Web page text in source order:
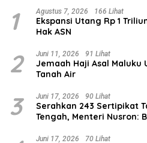
1 Agustus 7, 2026 166 Lihat
Ekspansi Utang Rp 1
Hak ASN
2 Juni 11, 2026 91 Lihat
Jemaah Haji Asal Maluku
Tanah Air
3 Juni 17, 2026 90 Lihat
Serahkan 243 Sertipikat
Tengah, Menteri Nusron:
Umat
Juni 17, 2026 70 Lihat